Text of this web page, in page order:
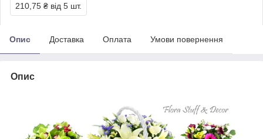
210,75 ₴ від 5 шт.
Опис Доставка Оплата Умови повернення
Опис